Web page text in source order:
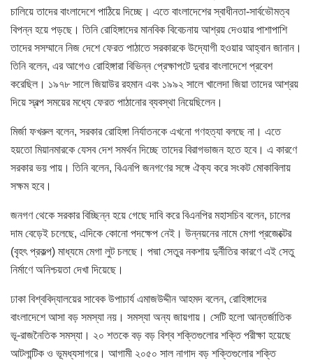
চালিয়ে তাদের বাংলাদেশে পাঠিয়ে দিচ্ছে। এতে বাংলাদেশের স্বাধীনতা-সার্বভৌমত্ব
বিপন্ন হয়ে পড়ছে। তিনি রোহিঙ্গাদের মানবিক বিবেচনায় আশ্রয় দেওয়ার পাশাপাশি
তাদের সসম্মানে নিজ দেশে ফেরত পাঠাতে সরকারকে উদ্যোগী হওয়ার আহ্বান জানান।
তিনি বলেন, এর আগেও রোহিঙ্গারা বিভিন্ন প্রেক্ষাপটে দুবার বাংলাদেশে প্রবেশ
করেছিল। ১৯৭৮ সালে জিয়াউর রহমান এবং ১৯৯২ সালে খালেদা জিয়া তাদের আশ্রয়
দিয়ে স্বল্প সময়ের মধ্যে ফেরত পাঠানোর ব্যবস্থা নিয়েছিলেন।
মির্জা ফখরুল বলেন, সরকার রোহিঙ্গা নির্যাতনকে এখনো গণহত্যা বলছে না। এতে
হয়তো মিয়ানমারকে যেসব দেশ সমর্থন দিচ্ছে তাদের বিরাগভাজন হতে হবে। এ কারণে
সরকার ভয় পায়। তিনি বলেন, বিএনপি জনগণের সঙ্গে ঐক্য করে সংকট মোকাবিলায়
সক্ষম হবে।
জনগণ থেকে সরকার বিচ্ছিন্ন হয়ে গেছে দাবি করে বিএনপির মহাসচিব বলেন, চালের
দাম বেড়েই চলেছে, এদিকে কোনো পদক্ষেপ নেই। উন্নয়নের নামে মেগা প্রজেক্টের
(বৃহৎ প্রকল্প) মাধ্যমে মেগা লুট চলছে। পদ্মা সেতুর নকশায় দুর্নীতির কারণে এই সেতু
নির্মাণে অনিশ্চয়তা দেখা দিয়েছে।
ঢাকা বিশ্ববিদ্যালয়ের সাবেক উপাচার্য এমাজউদ্দীন আহমদ বলেন, রোহিঙ্গাদের
বাংলাদেশে আসা বড় সমস্যা নয়। সমস্যা অন্য জায়গায়। সেটি হলো আন্তর্জাতিক
ভূ-রাজনৈতিক সমস্যা। ২০ শতকে বড় বড় বিশ্ব শক্তিগুলোর শক্তি পরীক্ষা হয়েছে
আটলান্টিক ও ভূমধ্যসাগরে। আগামী ২০৫০ সাল নাগাদ বড় শক্তিগুলোর শক্তি